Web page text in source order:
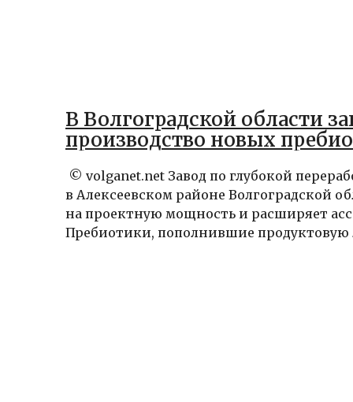
В Волгоградской области
производство новых
© volganet.net Завод по глубокой
в Алексеевском районе Волгоградской
на проектную мощность и расширяет
Пребиотики, пополнившие продуктовую